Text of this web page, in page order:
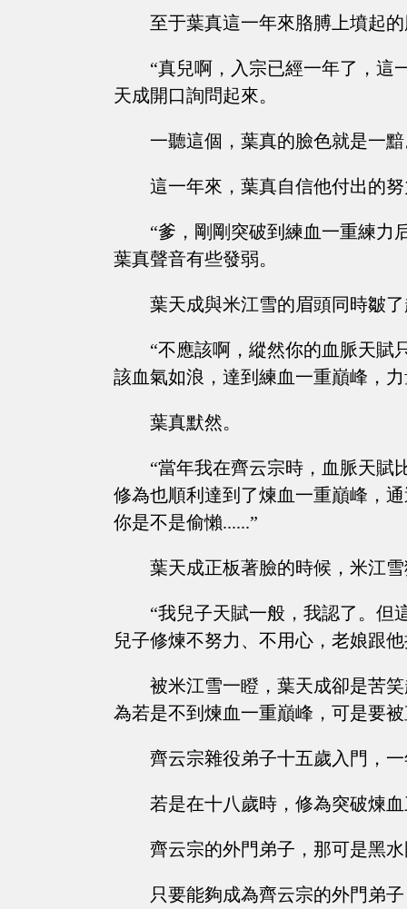
至于葉真這一年來胳膊上墳起
“真兒啊，入宗已經一年了，這
天成開口詢問起來。
一聽這個，葉真的臉色就是一
這一年來，葉真自信他付出的
“爹，剛剛突破到練血一重練力
葉真聲音有些發弱。
葉天成與米江雪的眉頭同時皺
“不應該啊，縱然你的血脈天賦
該血氣如浪，達到練血一重巔峰，
葉真默然。
“當年我在齊云宗時，血脈天賦
修為也順利達到了煉血一重巔峰，
你是不是偷懶......”
葉天成正板著臉的時候，米江
“我兒子天賦一般，我認了。但
兒子修煉不努力、不用心，老娘跟
被米江雪一瞪，葉天成卻是苦
為若是不到煉血一重巔峰，可是要
齊云宗雜役弟子十五歲入門，
若是在十八歲時，修為突破煉
齊云宗的外門弟子，那可是黑
只要能夠成為齊云宗的外門弟